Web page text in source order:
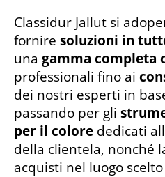
Classidur Jallut si
fornire soluzioni in
una gamma completa
professionali fino ai
dei nostri esperti in
passando per gli
per il colore dedicati
della clientela, nonché
acquisti nel luogo